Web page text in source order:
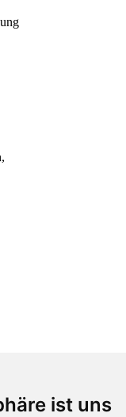
ist uns